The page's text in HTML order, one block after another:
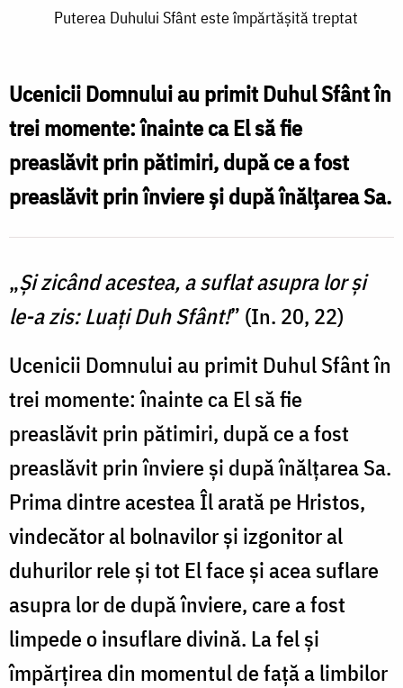
Puterea
Sfânt
este
împărtășită
treptat
Puterea Duhului Sfânt este împărtășită treptat
Ucenicii Domnului au primit Duhul Sfânt în
trei momente: înainte ca El să fie
preaslăvit prin pătimiri, după ce a fost
preaslăvit prin înviere şi după înălţarea Sa.
„Şi zicând acestea, a suflat asupra lor şi
le-a zis: Luaţi Duh Sfânt!” (In. 20, 22)
Ucenicii Domnului au primit Duhul Sfânt în
trei momente: înainte ca El să fie
preaslăvit prin pătimiri, după ce a fost
preaslăvit prin înviere şi după înălţarea Sa.
Prima dintre acestea Îl arată pe Hristos,
vindecător al bolnavilor şi izgonitor al
duhurilor rele şi tot El face și acea suflare
asupra lor de după înviere, care a fost
limpede o insuflare divină. La fel și
împărţirea din momentul de faţă a limbilor